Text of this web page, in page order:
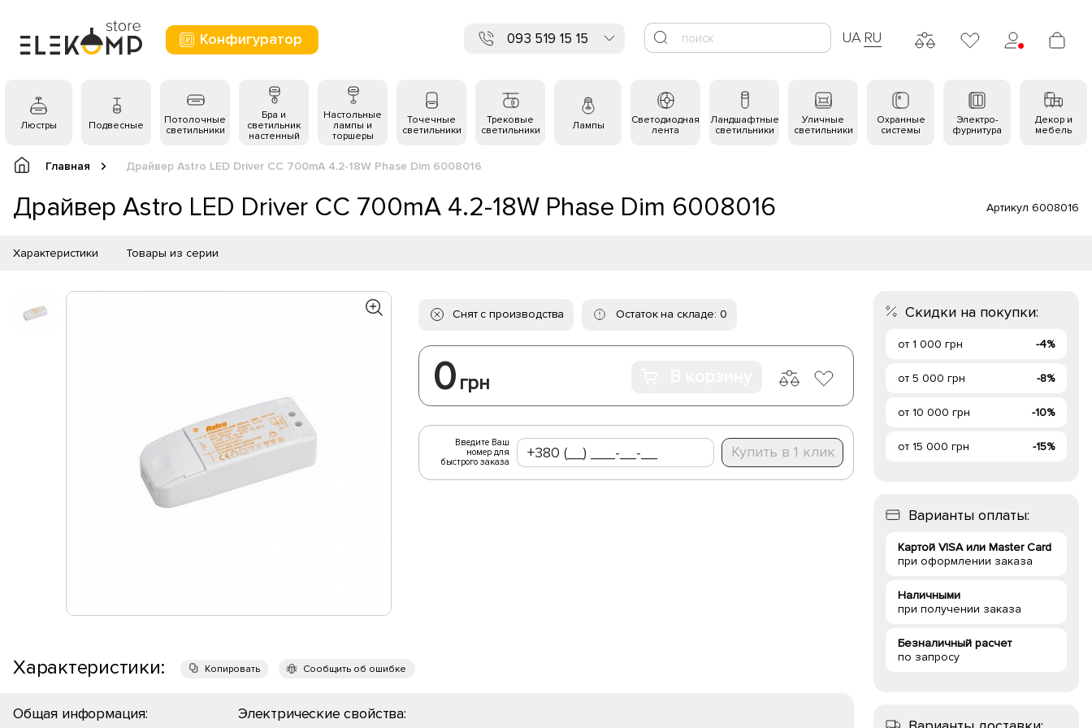
Конфигуратор 093 519 15 15 UA RU
Люстры Подвесные
Потолочные
светильники
Бра и
светильник
настенный
Настольные
лампы и
торшеры
Точечные
светильники
Трековые
светильники
Лампы
Светодиодная
лента
Ландшафтные
светильники
Уличные
светильники
Охранные
системы
Электро-
фурнитура
Декор и
мебель
Главная Драйвер Astro LED Driver CC 700mA 4.2-18W Phase Dim 6008016
Драйвер Astro LED Driver CC 700mA 4.2-18W Phase Dim 6008016 Артикул 6008016
Характеристики Товары из серии
Снят с производства Остаток на складе: 0
0 грн
Введите Ваш
номер для
быстрого заказа
Купить в 1 клик
Характеристики: Копировать Сообщить об ошибке
Общая информация: Электрические свойства:
Скидки на покупки:
от 1 000 грн -4%
от 5 000 грн -8%
от 10 000 грн -10%
от 15 000 грн -15%
Варианты оплаты:
Картой VISA или Master Card
при оформлении заказа
Наличными
при получении заказа
Безналичный расчет
по запросу